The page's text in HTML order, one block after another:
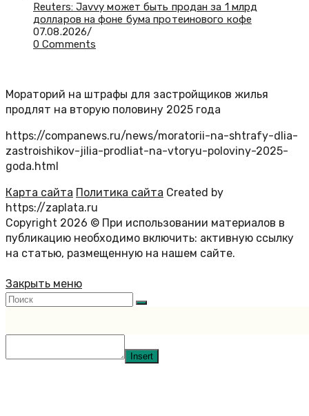
Reuters: Javvy может быть продан за 1 млрд
долларов на фоне бума протеинового кофе
07.08.2026/
0 Comments
Мораторий на штрафы для застройщиков жилья
продлят на вторую половину 2025 года
https://companews.ru/news/moratorii-na-shtrafy-dlia-
zastroishikov-jilia-prodliat-na-vtoryu-poloviny-2025-
goda.html
Карта сайта Политика сайта Created by
https://zaplata.ru
Copyright 2026 © При использовании материалов в
публикацию необходимо включить: активную ссылку
на статью, размещенную на нашем сайте.
Закрыть меню
Insert